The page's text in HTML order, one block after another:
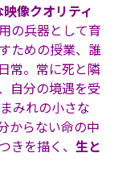
像クオリティ
の兵器として育
ための授業、誰
常。常に死と隣
自分の境遇を受
みれの小さな
からない命の中
きを描く、 生と